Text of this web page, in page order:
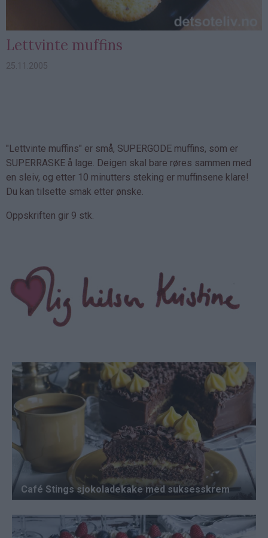
Lettvinte muffins
25.11.2005
"Lettvinte muffins" er små, SUPERGODE muffins, som er
SUPERRASKE å lage. Deigen skal bare røres sammen med
en sleiv, og etter 10 minutters steking er muffinsene klare!
Du kan tilsette smak etter ønske.
Oppskriften gir 9 stk.